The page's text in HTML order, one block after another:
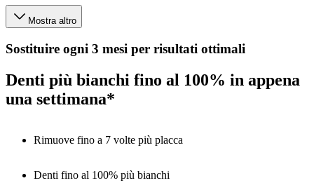
Mostra altro
Sostituire ogni 3 mesi per risultati ottimali
Denti più bianchi fino al 100% in appena
una settimana*
Rimuove fino a 7 volte più placca
Denti fino al 100% più bianchi